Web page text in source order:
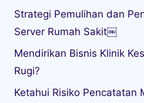
Strategi Pemulihan dan
Server Rumah Sakit￼
Mendirikan Bisnis Klinik
Rugi?
Ketahui Risiko Pencatatan